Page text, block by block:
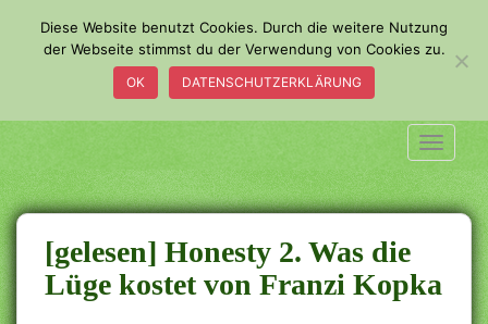
a
i
n
c
o
n
[gelesen] Honesty 2. Was die
Lüge kostet von Franzi Kopka
Diese Website benutzt Cookies. Durch die weitere Nutzung
der Webseite stimmst du der Verwendung von Cookies zu.
OK DATENSCHUTZERKLÄRUNG